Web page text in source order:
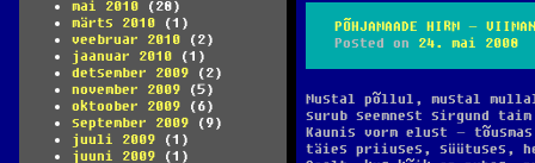
mai 2010 (28)
märts 2010 (1)
veebruar 2010 (2)
jaanuar 2010 (1)
detsember 2009 (2)
november 2009 (5)
oktoober 2009 (6)
september 2009 (9)
juuli 2009 (1)
juuni 2009 (1)
PÕHJAMAADE HIRM –
Posted on 24. mai 2008
Mustal põllul, mustal
surub seemnest sirgund
Kaunis vorm elust –
täies priiuses, süütuses,